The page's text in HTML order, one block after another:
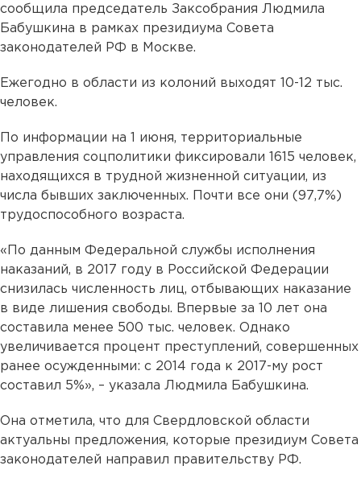
сообщила председатель Заксобрания Людмила
Бабушкина в рамках президиума Совета
законодателей РФ в Москве.
Ежегодно в области из колоний выходят 10-12 тыс.
человек.
По информации на 1 июня, территориальные
управления соцполитики фиксировали 1615 человек,
находящихся в трудной жизненной ситуации, из
числа бывших заключенных. Почти все они (97,7%)
трудоспособного возраста.
«По данным Федеральной службы исполнения
наказаний, в 2017 году в Российской Федерации
снизилась численность лиц, отбывающих наказание
в виде лишения свободы. Впервые за 10 лет она
составила менее 500 тыс. человек. Однако
увеличивается процент преступлений, совершенных
ранее осужденными: с 2014 года к 2017-му рост
составил 5%», – указала Людмила Бабушкина.
Она отметила, что для Свердловской области
актуальны предложения, которые президиум Совета
законодателей направил правительству РФ.